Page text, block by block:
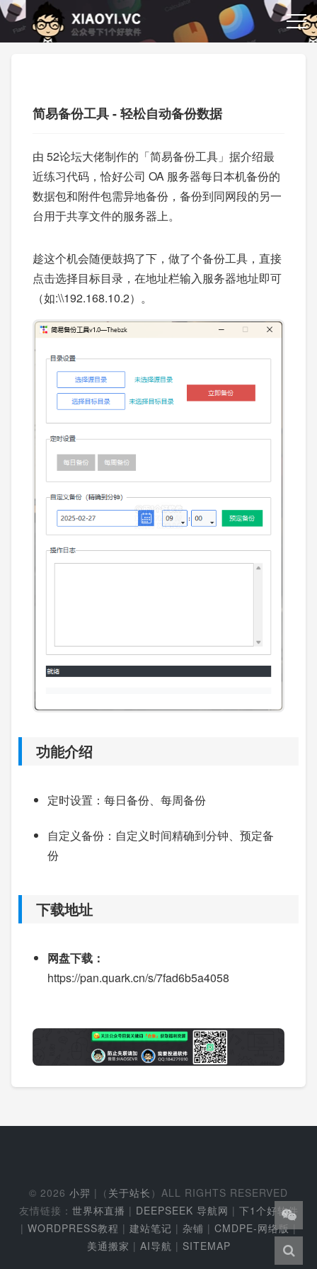
简易备份工具 - 轻松自动备份数据
由 52论坛大佬制作的「简易备份工具」据介绍最
近练习代码，恰好公司 OA 服务器每日本机备份的
数据包和附件包需异地备份，备份到同网段的另一
台用于共享文件的服务器上。
趁这个机会随便鼓捣了下，做了个备份工具，直接
点击选择目标目录，在地址栏输入服务器地址即可
（如:\\192.168.10.2）。
功能介绍
定时设置：每日备份、每周备份
自定义备份：自定义时间精确到分钟、预定备
份
下载地址
网盘下载：
https://pan.quark.cn/s/7fad6b5a4058
© 2026 小羿 |（ 关于站长 ）ALL RIGHTS RESERVED
友情链接： 世界杯直播 | DEEPSEEK 导航网 | 下1个好软件
| WORDPRESS教程 | 建站笔记 | 杂铺 | CMDPE-网络版|
美通搬家 | AI导航 | SITEMAP